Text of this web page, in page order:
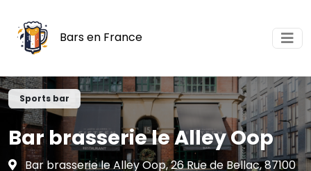
Bars en France
Sports bar
Bar brasserie le Alley Oop
Bar brasserie le Alley Oop, 26 Rue de Bellac, 87100